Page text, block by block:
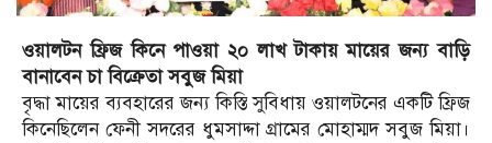
ওয়ালটন ফ্রিজ কিনে পাওয়া ২০ লাখ টাকায় মায়ের জন্য বাড়ি
বানাবেন চা বিক্রেতা সবুজ মিয়া
বৃদ্ধা মায়ের ব্যবহারের জন্য কিস্তি সুবিধায় ওয়ালটনের একটি ফ্রিজ
কিনেছিলেন ফেনী সদরের ধুমসাদ্দা গ্রামের মোহাম্মদ সবুজ মিয়া।